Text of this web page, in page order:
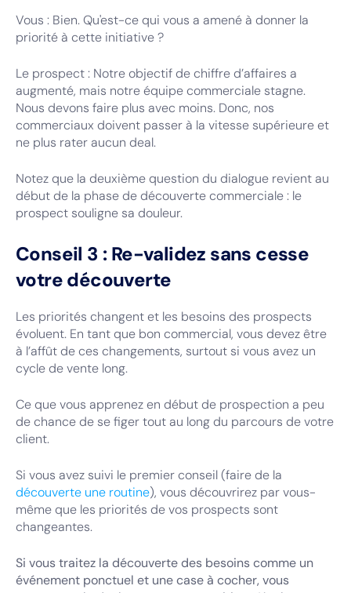
Vous : Bien. Qu'est-ce qui vous a amené à donner la
priorité à cette initiative ?
Le prospect : Notre objectif de chiffre d’affaires a
augmenté, mais notre équipe commerciale stagne.
Nous devons faire plus avec moins. Donc, nos
commerciaux doivent passer à la vitesse supérieure et
ne plus rater aucun deal.
Notez que la deuxième question du dialogue revient au
début de la phase de découverte commerciale : le
prospect souligne sa douleur.
Conseil 3 : Re-validez sans cesse
votre découverte
Les priorités changent et les besoins des prospects
évoluent. En tant que bon commercial, vous devez être
à l’affût de ces changements, surtout si vous avez un
cycle de vente long.
Ce que vous apprenez en début de prospection a peu
de chance de se figer tout au long du parcours de votre
client.
Si vous avez suivi le premier conseil (faire de la
découverte une routine), vous découvrirez par vous-
même que les priorités de vos prospects sont
changeantes.
Si vous traitez la découverte des besoins comme un
événement ponctuel et une case à cocher, vous